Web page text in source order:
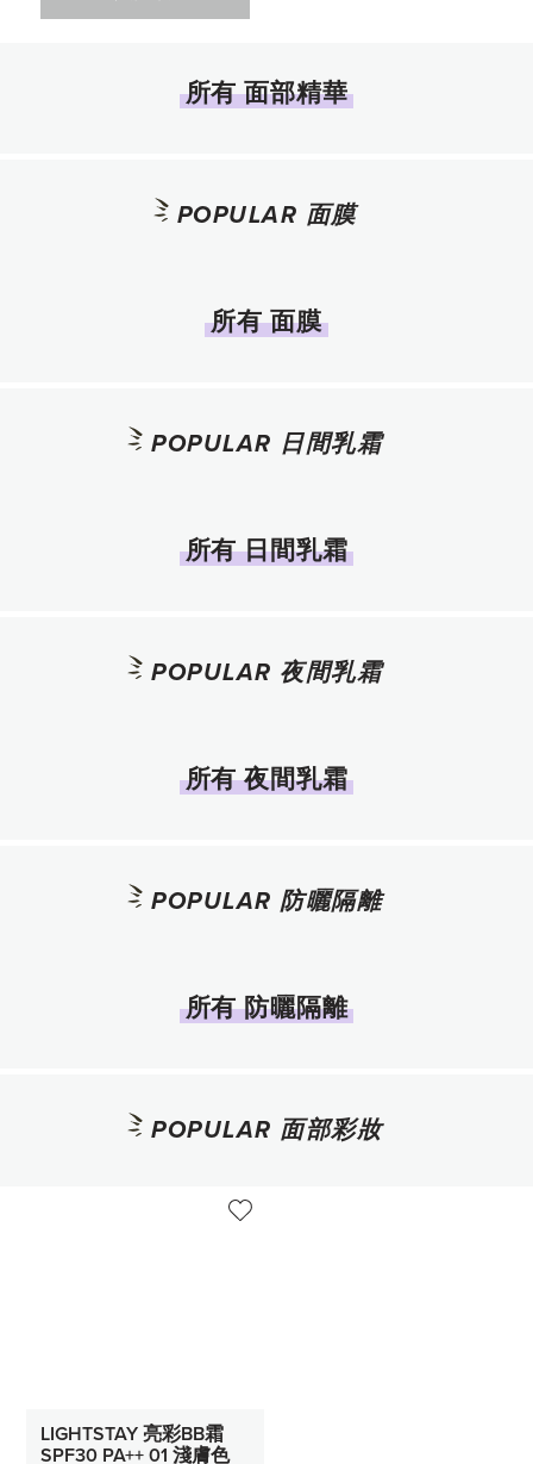
所有 面部精華
POPULAR 面膜
所有 面膜
POPULAR 日間乳霜
所有 日間乳霜
POPULAR 夜間乳霜
所有 夜間乳霜
POPULAR 防曬隔離
所有 防曬隔離
POPULAR 面部彩妝
LIGHTSTAY 亮彩BB霜
SPF30 PA++ 01 淺膚色